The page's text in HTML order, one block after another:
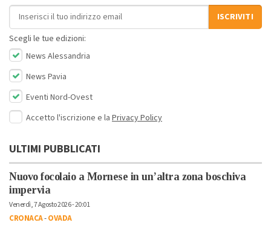
Indirizzo email
ISCRIVITI
Scegli le tue edizioni:
News Alessandria
News Pavia
Eventi Nord-Ovest
Accetto l'iscrizione e la Privacy Policy
ULTIMI PUBBLICATI
Nuovo focolaio a Mornese in un’altra zona boschiva
impervia
Venerdì, 7 Agosto 2026 - 20:01
CRONACA-OVADA